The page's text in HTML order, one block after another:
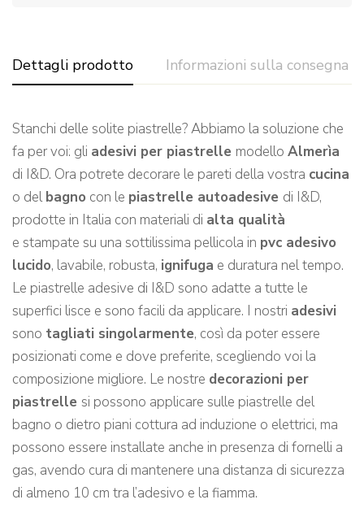
Dettagli prodotto Informazioni sulla consegna
Stanchi delle solite piastrelle? Abbiamo la soluzione che
fa per voi: gli adesivi per piastrelle modello Almerìa
di I&D. Ora potrete decorare le pareti della vostra cucina
o delbagno con le piastrelle autoadesive di I&D,
prodotte in Italia con materiali di alta qualità
e stampate su una sottilissima pellicola in pvc adesivo
lucido, lavabile, robusta, ignifuga e duratura nel tempo.
Le piastrelle adesive di I&D sono adatte a tutte le
superfici lisce e sono facili da applicare. I nostri adesivi
sono tagliati singolarmente, così da poter essere
posizionati come e dove preferite, scegliendo voi la
composizione migliore. Le nostre decorazioni per
piastrelle si possono applicare sulle piastrelle del
bagno o dietro piani cottura ad induzione o elettrici, ma
possono essere installate anche in presenza di fornelli a
gas, avendo cura di mantenere una distanza di sicurezza
di almeno 10 cm tra l’adesivo e la fiamma.